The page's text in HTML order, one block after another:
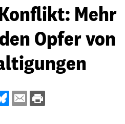
Mehr
Opfer von